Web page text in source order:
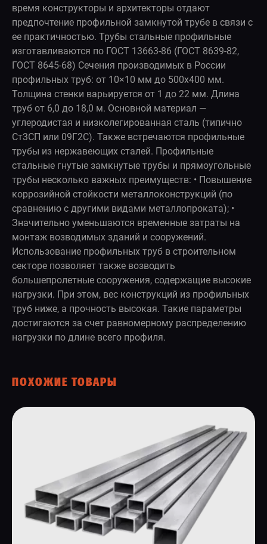
время конструкторы и архитекторы отдают
предпочтение профильной замкнутой трубе в связи с
ее практичностью. Трубы стальные профильные
изготавливаются по ГОСТ 13663-86 (ГОСТ 8639-82,
ГОСТ 8645-68) Сечения производимых в России
профильных труб: от 10×10 мм до 500x400 мм.
Толщина стенки варьируется от 1 до 22 мм. Длина
труб от 6,0 до 18,0 м. Основной материал —
углеродистая и низколегированная сталь (типично
Ст3СП или 09Г2С). Также встречаются профильные
трубы из нержавеющих сталей. Профильные
стальные гнутые замкнутые трубы и прямоугольные
трубы несколько важных преимуществ: • Повышение
коррозийной стойкости металлоконструкций (по
сравнению с другими видами металлопроката); •
Значительно уменьшаются временные затраты на
монтаж возводимых зданий и сооружений.
Использование профильных труб в строительном
секторе позволяет также возводить
большепролетные сооружения, содержащие высокие
нагрузки. При этом, вес конструкций из профильных
труб ниже, а прочность высокая. Такие параметры
достигаются за счет равномерному распределению
нагрузки по длине всего профиля.
ПОХОЖИЕ ТОВАРЫ